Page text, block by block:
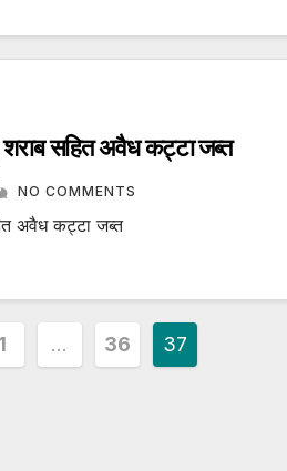
सहित अवैध कट्टा जब्त
NO COMMENTS
अवैध कट्टा जब्त
1 … 36 37